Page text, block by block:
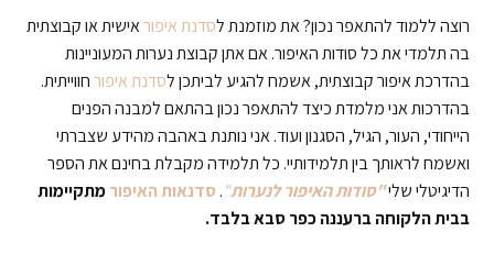
רוצה ללמוד להתאפר נכון? את מוזמנת לסדנת איפוראישית או קבוצתית
בה תלמדי את כל סודות האיפור. אם אתן קבוצת נערות המעוניינות
בהדרכת איפור קבוצתית, אשמח להגיע לביתכן לסדנת איפורחווייתית.
בהדרכות אני מלמדת כיצד להתאפר נכון בהתאם למבנה הפנים
הייחודי, העור, הגיל, הסגנון ועוד. אני נותנת באהבה מהידע שצברתי
ואשמח לראותך בין תלמידותיי. כל תלמידה מקבלת בחינם את הספר
הדיגיטלי שלי"סודות האיפור לנערות"
. סדנאות האיפורמתקיימות
בבית הלקוחה ברעננה כפר סבא בלבד.